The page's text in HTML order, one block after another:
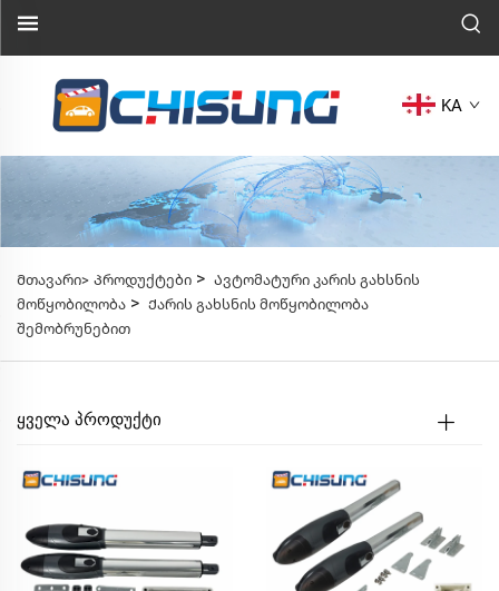
KA
Მთავარი> Პროდუქტები > Ავტომატური კარის გახსნის
მოწყობილობა > Ქარის გახსნის მოწყობილობა
შემობრუნებით
ᲧᲕᲔᲚᲐ ᲞᲠᲝᲓᲣᲥᲢᲘ